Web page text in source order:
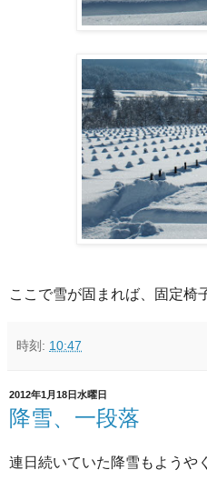
ここで雪が固まれば、固定椅
時刻: 10:47
2012年1月18日水曜日
降雪、一段落
連日続いていた降雪もようや